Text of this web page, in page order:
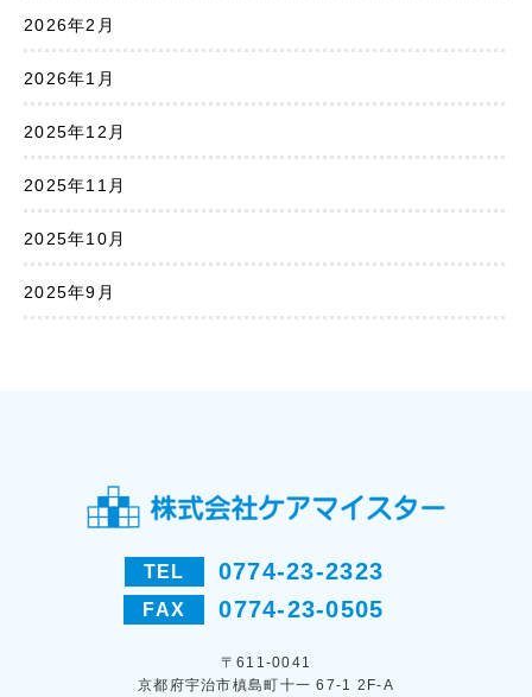
2026年2月
2026年1月
2025年12月
2025年11月
2025年10月
2025年9月
TEL 0774-23-2323
FAX 0774-23-0505
〒611-0041
京都府宇治市槙島町十一 67-1 2F-A